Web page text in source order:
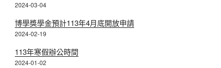
2024-03-04
博學獎學金預計113年4月底開放申請
2024-02-19
113年寒假辦公時間
2024-01-02